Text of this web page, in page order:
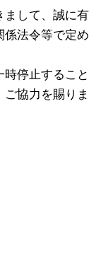
して、誠に有
法令等で定
停止するこ
協力を賜り